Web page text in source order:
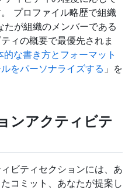
プロファイル略歴で組織
が組織のメンバーである
ィの概要で最優先されま
的な書き方とフォーマット
をパーソナライズする 」を
ンアクティビテ
ビティセクションには、あ
コミット、あなたが提案し